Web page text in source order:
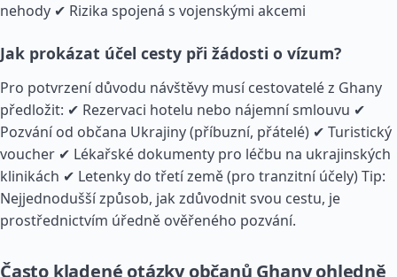
nehody ✔ Rizika spojená s vojenskými akcemi
Jak prokázat účel cesty při žádosti o vízum?
Pro potvrzení důvodu návštěvy musí cestovatelé z Ghany
předložit: ✔ Rezervaci hotelu nebo nájemní smlouvu ✔
Pozvání od občana Ukrajiny (příbuzní, přátelé) ✔ Turistický
voucher ✔ Lékařské dokumenty pro léčbu na ukrajinských
klinikách ✔ Letenky do třetí země (pro tranzitní účely) Tip:
Nejjednodušší způsob, jak zdůvodnit svou cestu, je
prostřednictvím úředně ověřeného pozvání.
Často kladené otázky občanů Ghany ohledně